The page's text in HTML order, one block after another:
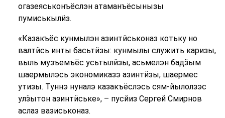
огазеяськонъёслэн атаманъёсынызы
пумиськылӥз.
«Казакъёс кунмылэн азинтӥськоназ котьку но
валтӥсь инты басьтӥзы: кунмылы служить каризы,
выль музъемъёс усьтылӥзы, асьмелэн бадӟым
шаермылэсь экономиказэ азинтӥзы, шаермес
утизы. Туннэ нуналэ казакъёслэсь сям-йылолзэс
улӟытон азинтӥське», – пусйиз Сергей Смирнов
аслаз вазиськоназ.